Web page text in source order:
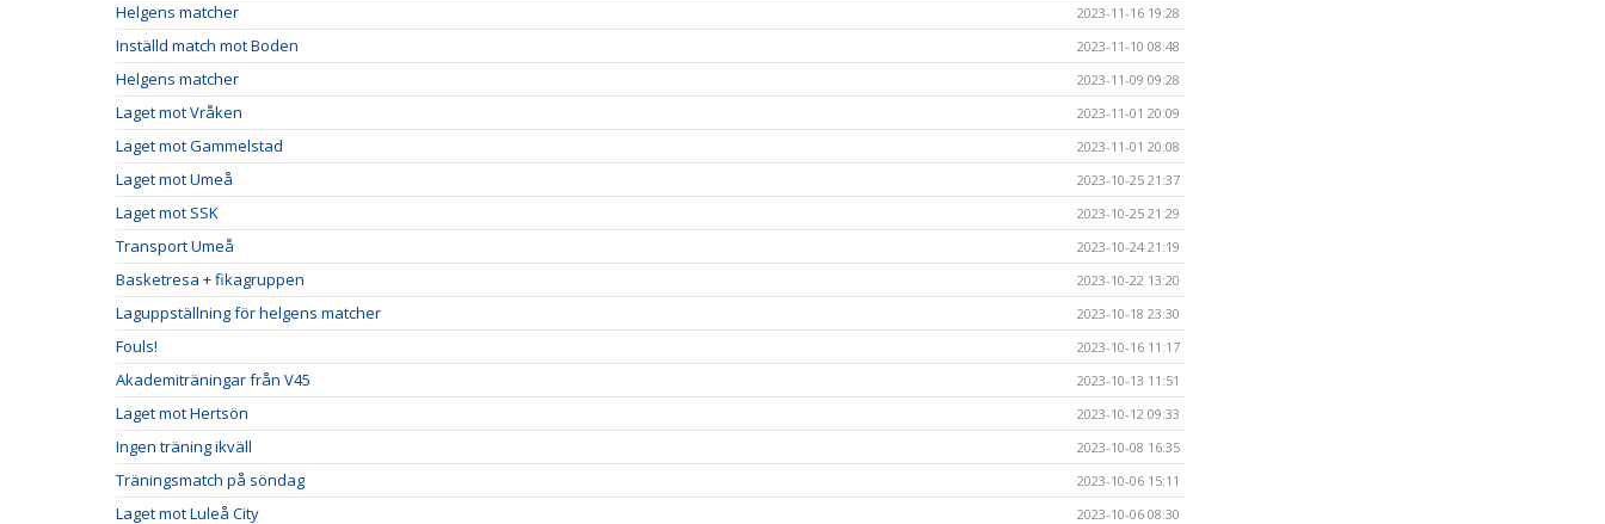
Helgens matcher 2023-11-16 19:28
Inställd match mot Boden 2023-11-10 08:48
Helgens matcher 2023-11-09 09:28
Laget mot Vråken 2023-11-01 20:09
Laget mot Gammelstad 2023-11-01 20:08
Laget mot Umeå 2023-10-25 21:37
Laget mot SSK 2023-10-25 21:29
Transport Umeå 2023-10-24 21:19
Basketresa + fikagruppen 2023-10-22 13:20
Laguppställning för helgens matcher 2023-10-18 23:30
Fouls! 2023-10-16 11:17
Akademiträningar från V45 2023-10-13 11:51
Laget mot Hertsön 2023-10-12 09:33
Ingen träning ikväll 2023-10-08 16:35
Träningsmatch på söndag 2023-10-06 15:11
Laget mot Luleå City 2023-10-06 08:30